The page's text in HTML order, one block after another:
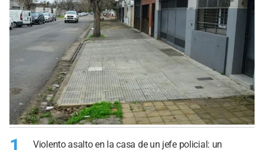
Violento asalto en la casa de un jefe policial: un